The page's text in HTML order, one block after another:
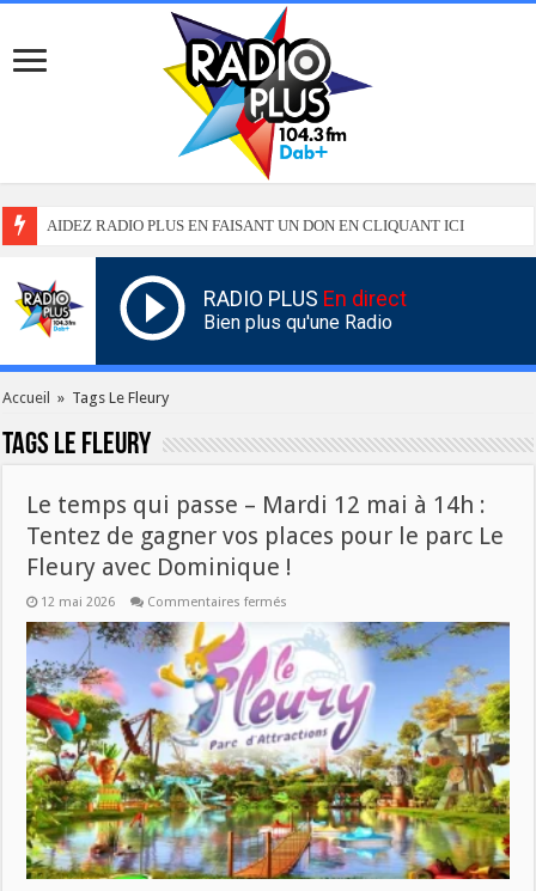
AIDEZ RADIO PLUS EN FAISANT UN DON EN CLIQUANT ICI
RADIO PLUS En direct
Bien plus qu'une Radio
Accueil » Tags Le Fleury
Tags Le Fleury
Le temps qui passe – Mardi 12 mai à 14h :
Tentez de gagner vos places pour le parc Le
Fleury avec Dominique !
12 mai 2026 Commentaires fermés
temps
qui
passe
–
Mardi
12
mai
à
14h
:
Tentez
de
gagner
vos
places
pour
le